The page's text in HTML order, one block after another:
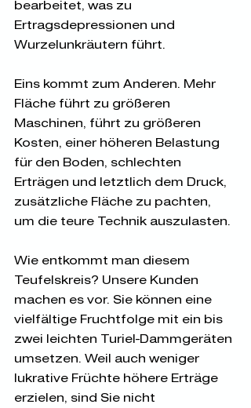
bearbeitet, was zu
Ertragsdepressionen und
Wurzelunkräutern führt.
Eins kommt zum Anderen. Mehr
Fläche führt zu größeren
Maschinen, führt zu größeren
Kosten, einer höheren Belastung
für den Boden, schlechten
Erträgen und letztlich dem Druck,
zusätzliche Fläche zu pachten,
um die teure Technik auszulasten.
Wie entkommt man diesem
Teufelskreis? Unsere Kunden
machen es vor. Sie können eine
vielfältige Fruchtfolge mit ein bis
zwei leichten Turiel-Dammgeräten
umsetzen. Weil auch weniger
lukrative Früchte höhere Erträge
erzielen, sind Sie nicht